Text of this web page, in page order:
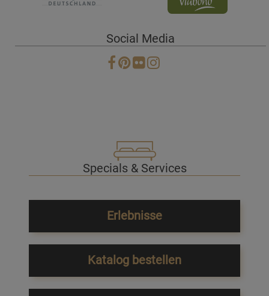
Social Media
Specials & Services
Erlebnisse
Katalog bestellen